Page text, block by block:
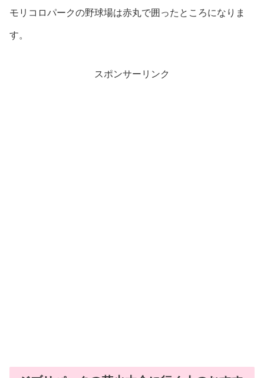
モリコロパークの野球場は赤丸で囲ったところになりま
す。
スポンサーリンク